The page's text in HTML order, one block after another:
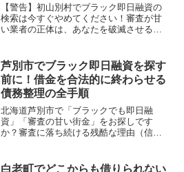
決策
【警告】初山別村でブラック即日融資の
検索は今すぐやめてください！審査が甘
い業者の正体は、あなたを破滅させる闇
初山別村で違法業者を避け、借金地獄か
ら抜け出した方々の実体験と確実な解決
策を完全公開。
芦別市でブラック即日融資を探す
前に！借金を合法的に終わらせる
債務整理の全手順
北海道芦別市で「ブラックでも即日融
資」「審査の甘い街金」をお探しです
か？審査に落ち続ける残酷な理由（信用
まで徹底解説。多重債務の地獄から抜け
白老町でどこからも借りられない